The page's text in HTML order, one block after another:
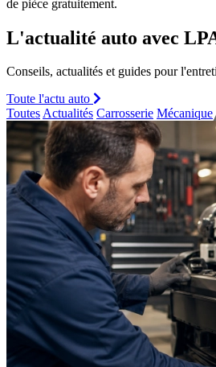
de pièce gratuitement.
L'actualité auto avec
Conseils, actualités et guides pour
Toute l'actu auto
ToutesActualités Carrosserie Mécanique